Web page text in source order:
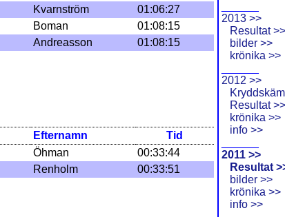
Kvarnström
01:06:27
Boman
01:08:15
Andreasson 01:08:15
Efternamn
Tid
Öhman
00:33:44
Renholm 00:33:51
2013 >>
Resultat >>
bilder >>
krönika >>
2012 >>
Resultat >>
krönika >>
info >>
2011 >>
Resultat
bilder >>
krönika >>
info >>